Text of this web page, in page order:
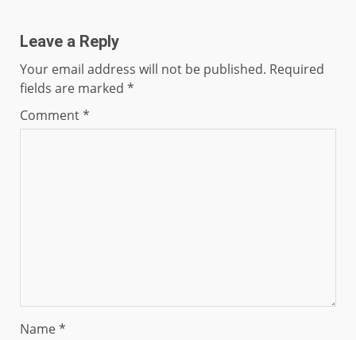
Leave a Reply
Your email address will not be published. Required
fields are marked *
Comment*
Name*